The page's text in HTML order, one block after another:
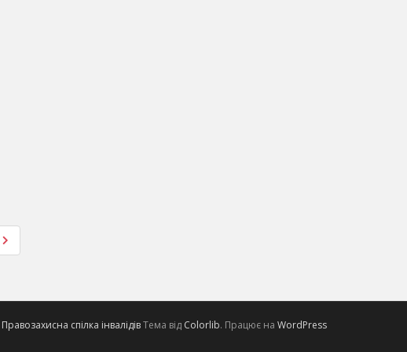
Правозахисна спілка інвалідівТема від Colorlib. Працює на WordPress